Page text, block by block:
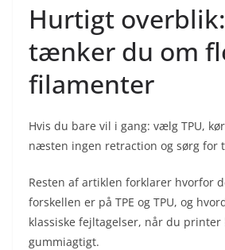
Hurtigt
tænker du om
filamenter
Hvis du bare vil i gang: vælg TPU,
næsten ingen retraction og sørg for
Resten af artiklen forklarer hvorfor
forskellen er på TPE og TPU, og
klassiske fejltagelser, når du printer
gummiagtigt.